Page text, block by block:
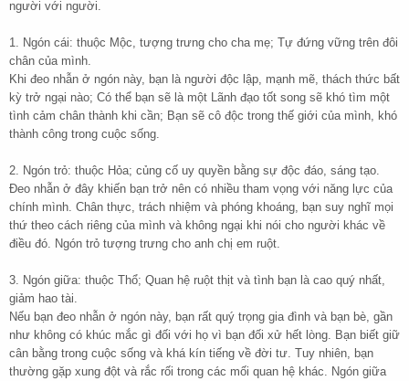
người với người.
1. Ngón cái: thuộc Mộc, tượng trưng cho cha mẹ; Tự đứng vững trên đôi
chân của mình.
Khi đeo nhẫn ở ngón này, bạn là người độc lập, mạnh mẽ, thách thức bất
kỳ trở ngại nào; Có thể bạn sẽ là một Lãnh đạo tốt song sẽ khó tìm một
tình cảm chân thành khi cần; Bạn sẽ cô độc trong thế giới của mình, khó
thành công trong cuộc sống.
2. Ngón trỏ: thuộc Hỏa; củng cố uy quyền bằng sự độc đáo, sáng tạo.
Đeo nhẫn ở đây khiến bạn trở nên có nhiều tham vọng với năng lực của
chính mình. Chân thực, trách nhiệm và phóng khoáng, bạn suy nghĩ mọi
thứ theo cách riêng của mình và không ngại khi nói cho người khác về
điều đó. Ngón trỏ tượng trưng cho anh chị em ruột.
3. Ngón giữa: thuộc Thổ; Quan hệ ruột thịt và tình bạn là cao quý nhất,
giảm hao tài.
Nếu bạn đeo nhẫn ở ngón này, bạn rất quý trọng gia đình và bạn bè, gần
như không có khúc mắc gì đối với họ vì bạn đối xử hết lòng. Bạn biết giữ
cân bằng trong cuộc sống và khá kín tiếng về đời tư. Tuy nhiên, bạn
thường gặp xung đột và rắc rối trong các mối quan hệ khác. Ngón giữa